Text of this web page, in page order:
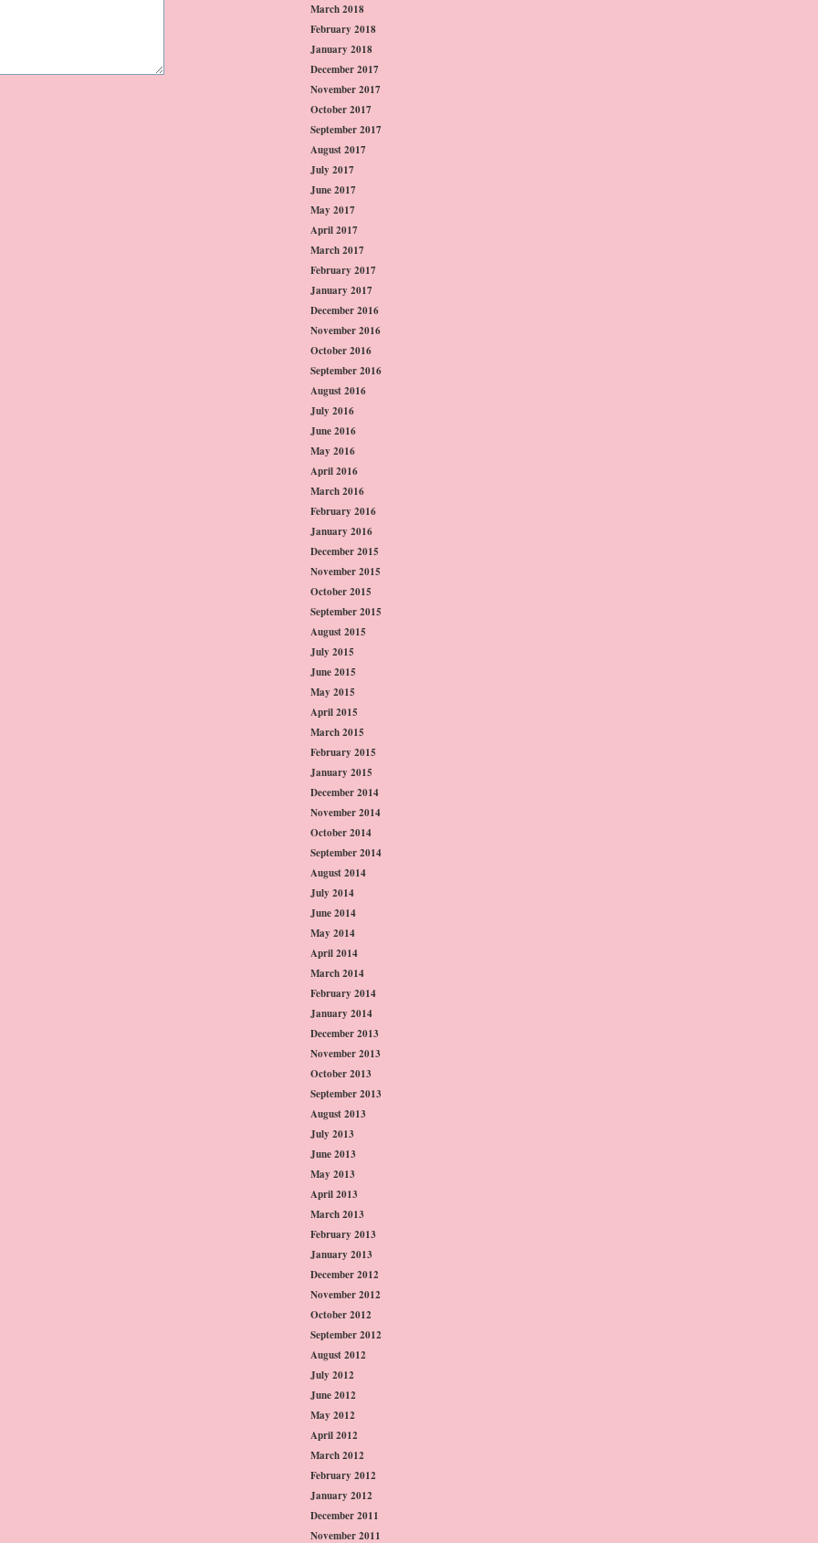
March 2018
February 2018
January 2018
December 2017
November 2017
October 2017
September 2017
August 2017
July 2017
June 2017
May 2017
April 2017
March 2017
February 2017
January 2017
December 2016
November 2016
October 2016
September 2016
August 2016
July 2016
June 2016
May 2016
April 2016
March 2016
February 2016
January 2016
December 2015
November 2015
October 2015
September 2015
August 2015
July 2015
June 2015
May 2015
April 2015
March 2015
February 2015
January 2015
December 2014
November 2014
October 2014
September 2014
August 2014
July 2014
June 2014
May 2014
April 2014
March 2014
February 2014
January 2014
December 2013
November 2013
October 2013
September 2013
August 2013
July 2013
June 2013
May 2013
April 2013
March 2013
February 2013
January 2013
December 2012
November 2012
October 2012
September 2012
August 2012
July 2012
June 2012
May 2012
April 2012
March 2012
February 2012
January 2012
December 2011
November 2011